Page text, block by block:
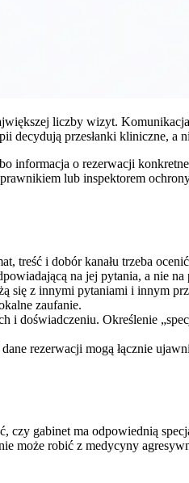
liczby wizyt.
decydują przesłanki kliniczne, a
informacja o rezerwacji
lub inspektorem
treść i dobór kanału trzeba
na jej pytania, a nie
się z innymi pytaniami i innym
zaufanie.
i doświadczeniu. Określenie
rezerwacji mogą łącznie
gabinet ma odpowiednią
może robić z medycyny